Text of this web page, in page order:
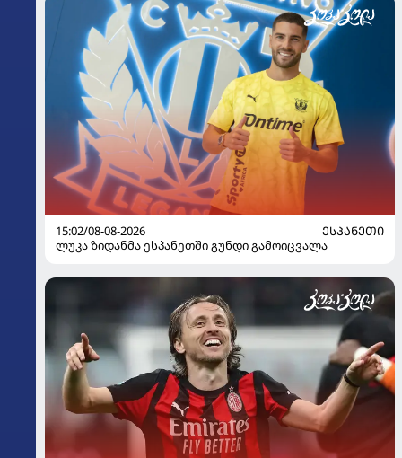
15:02/08-08-2026
ᲔᲡᲞᲐᲜᲔᲗᲘ
ლუკა ზიდანმა ესპანეთში გუნდი გამოიცვალა